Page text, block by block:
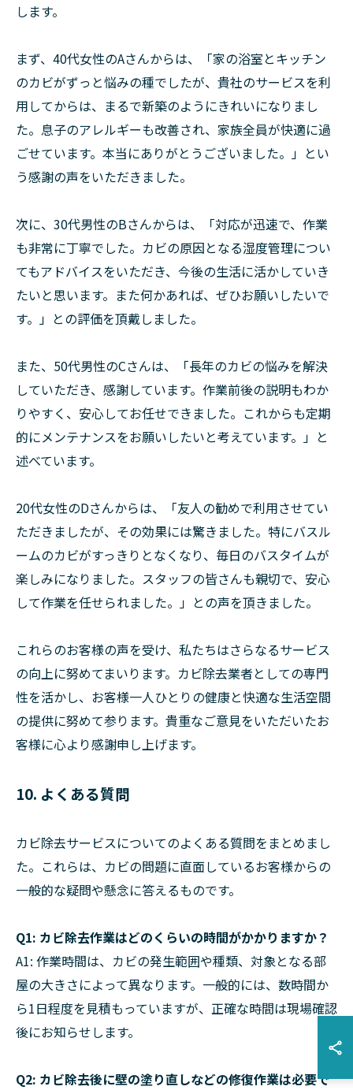
します。
まず、40代女性のAさんからは、「家の浴室とキッチン
のカビがずっと悩みの種でしたが、貴社のサービスを利
用してからは、まるで新築のようにきれいになりまし
た。息子のアレルギーも改善され、家族全員が快適に過
ごせています。本当にありがとうございました。」とい
う感謝の声をいただきました。
次に、30代男性のBさんからは、「対応が迅速で、作業
も非常に丁寧でした。カビの原因となる湿度管理につい
てもアドバイスをいただき、今後の生活に活かしていき
たいと思います。また何かあれば、ぜひお願いしたいで
す。」との評価を頂戴しました。
また、50代男性のCさんは、「長年のカビの悩みを解決
していただき、感謝しています。作業前後の説明もわか
りやすく、安心してお任せできました。これからも定期
的にメンテナンスをお願いしたいと考えています。」と
述べています。
20代女性のDさんからは、「友人の勧めで利用させてい
ただきましたが、その効果には驚きました。特にバスル
ームのカビがすっきりとなくなり、毎日のバスタイムが
楽しみになりました。スタッフの皆さんも親切で、安心
して作業を任せられました。」との声を頂きました。
これらのお客様の声を受け、私たちはさらなるサービス
の向上に努めてまいります。カビ除去業者としての専門
性を活かし、お客様一人ひとりの健康と快適な生活空間
の提供に努めて参ります。貴重なご意見をいただいたお
客様に心より感謝申し上げます。
10. よくある質問
カビ除去サービスについてのよくある質問をまとめまし
た。これらは、カビの問題に直面しているお客様からの
一般的な疑問や懸念に答えるものです。
Q1: カビ除去作業はどのくらいの時間がかかりますか？
A1: 作業時間は、カビの発生範囲や種類、対象となる部
屋の大きさによって異なります。一般的には、数時間か
ら1日程度を見積もっていますが、正確な時間は現場確認
後にお知らせします。
Q2: カビ除去後に壁の塗り直しなどの修復作業は必要で